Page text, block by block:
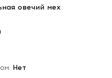
овечий мех
Нет